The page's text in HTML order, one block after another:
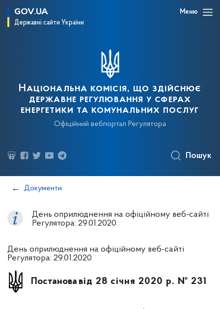
GOV.UA
Державні сайти України
Меню
Національна комісія, що здійснює
державне регулювання у сферах
енергетики та комунальних послуг
Офіційний вебпортал Регулятора
Пошук
Документи
День оприлюднення на офіційному веб-сайті
Регулятора: 29.01.2020
День оприлюднення на офіційному веб-сайті
Регулятора: 29.01.2020
Постанова від 28 січня 2020 р. № 231